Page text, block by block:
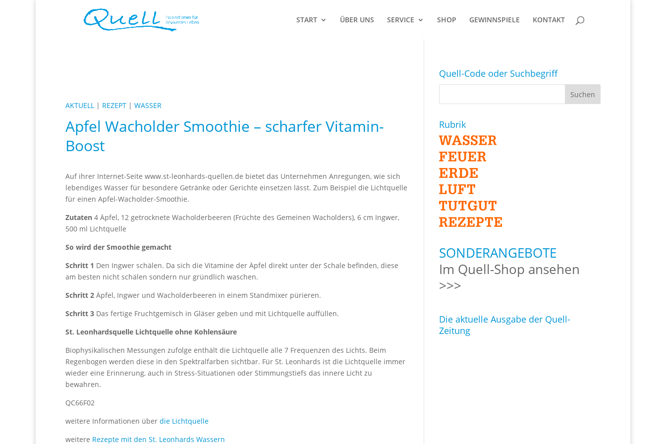
START ÜBER UNS SERVICE SHOP GEWINNSPIELE KONTAKT
AKTUELL | REZEPT | WASSER
Apfel Wacholder Smoothie – scharfer Vitamin-
Boost
Auf ihrer Internet-Seite www.st-leonhards-quellen.de bietet das Unternehmen Anregungen, wie sich
lebendiges Wasser für besondere Getränke oder Gerichte einsetzen lässt. Zum Beispiel die Lichtquelle
für einen Apfel-Wacholder-Smoothie.
Zutaten 4 Äpfel, 12 getrocknete Wacholderbeeren (Früchte des Gemeinen Wacholders), 6 cm Ingwer,
500 ml Lichtquelle
So wird der Smoothie gemacht
Schritt 1 Den Ingwer schälen. Da sich die Vitamine der Äpfel direkt unter der Schale befinden, diese
am besten nicht schälen sondern nur gründlich waschen.
Schritt 2 Äpfel, Ingwer und Wacholderbeeren in einem Standmixer pürieren.
Schritt 3 Das fertige Fruchtgemisch in Gläser geben und mit Lichtquelle auffüllen.
St. Leonhardsquelle Lichtquelle ohne Kohlensäure
Biophysikalischen Messungen zufolge enthält die Lichtquelle alle 7 Frequenzen des Lichts. Beim
Regenbogen werden diese in den Spektralfarben sichtbar. Für St. Leonhards ist die Lichtquelle immer
wieder eine Erinnerung, auch in Stress-Situationen oder Stimmungstiefs das innere Licht zu
bewahren.
QC66F02
weitere Informationen über die Lichtquelle
weitere Rezepte mit den St. Leonhards Wassern
Quell-Code oder Suchbegriff
Rubrik
SONDERANGEBOTE
Im Quell-Shop ansehen
>>>
Die aktuelle Ausgabe der Quell-
Zeitung